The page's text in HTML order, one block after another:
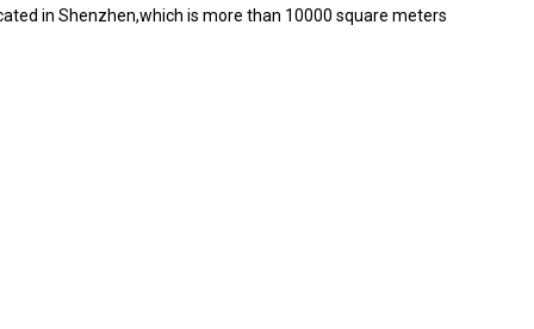
in Shenzhen,which is more than 10000 square meters